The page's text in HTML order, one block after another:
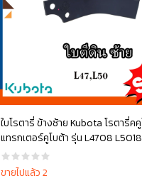
ใบโรตารี่ ข้างซ้าย Kubota โรตารี่ค
แทรกเตอร์คูโบต้า รุ่น L4708 L5018
W9518-54061
ขายไปแล้ว 2
หยิบใส่ตะกร้า